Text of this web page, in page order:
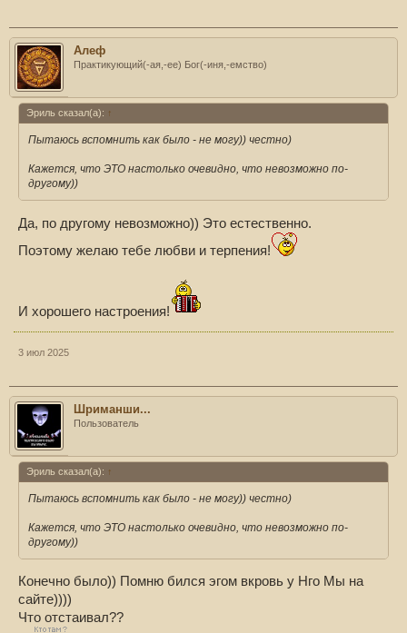
Алеф
Практикующий(-ая,-ее) Бог(-иня,-емство)
Эриль сказал(а): ↑
Пытаюсь вспомнить как было - не могу)) честно)
Кажется, что ЭТО настолько очевидно, что невозможно по-
другому))
Да, по другому невозможно)) Это естественно.
Поэтому желаю тебе любви и терпения!
И хорошего настроения!
3 июл 2025
Шриманши...
Пользователь
Эриль сказал(а): ↑
Пытаюсь вспомнить как было - не могу)) честно)
Кажется, что ЭТО настолько очевидно, что невозможно по-
другому))
Конечно было)) Помню бился эгом вкровь у Нго Мы на
сайте))))
Что отстаивал??